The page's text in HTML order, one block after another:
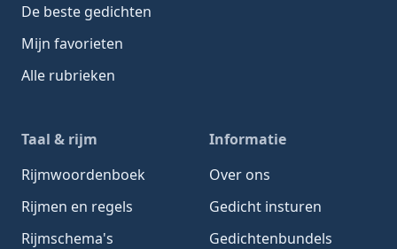
De beste gedichten
Mijn favorieten
Alle rubrieken
Taal & rijm
Rijmwoordenboek
Rijmen en regels
Rijmschema's
Informatie
Over ons
Gedicht insturen
Gedichtenbundels